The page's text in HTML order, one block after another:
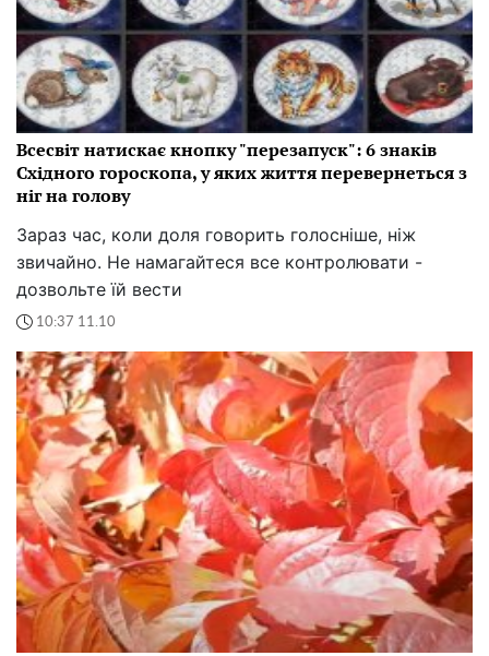
Всесвіт натискає кнопку "перезапуск": 6 знаків
Східного гороскопа, у яких життя перевернеться з
ніг на голову
Зараз час, коли доля говорить голосніше, ніж
звичайно. Не намагайтеся все контролювати -
дозвольте їй вести
10:37 11.10